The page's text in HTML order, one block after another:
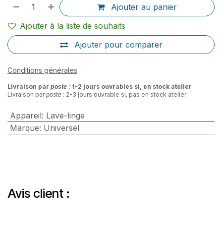
Ajouter au panier
Ajouter pour comparer
Ajouter à la liste de souhaits
Conditions générales
Livraison par poste : 1-2 jours ouvrables si, en stock atelier
Livraison parposte : 2-3 jours ouvrable si, pas en stock atelier
Appareil: Lave-linge
Marque: Universel
Avis client :